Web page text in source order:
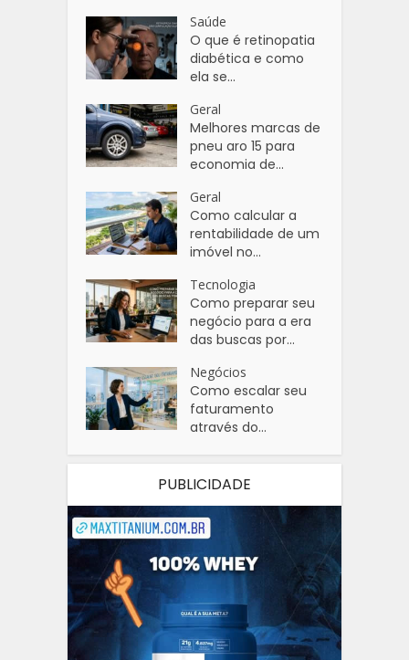
Saúde
O que é retinopatia
diabética e como
ela se...
Geral
Melhores marcas de
pneu aro 15 para
economia de...
Geral
Como calcular a
rentabilidade de um
imóvel no...
Tecnologia
Como preparar seu
negócio para a era
das buscas por...
Negócios
Como escalar seu
faturamento
através do...
PUBLICIDADE